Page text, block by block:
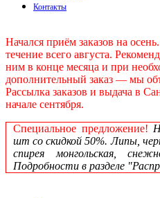
Контакты
Начался приём заказов на
течение всего августа.
ним в конце месяца и при
дополнительный заказ — мы
Рассылка заказов и выдача в
начале сентября.
Специальное предложение!
шт со скидкой 50%. Липы,
спирея монгольская,
Подробности в разделе